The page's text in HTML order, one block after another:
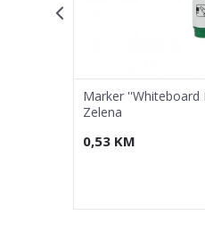
Marker ''Whiteboard
Zelena
0,53 KM